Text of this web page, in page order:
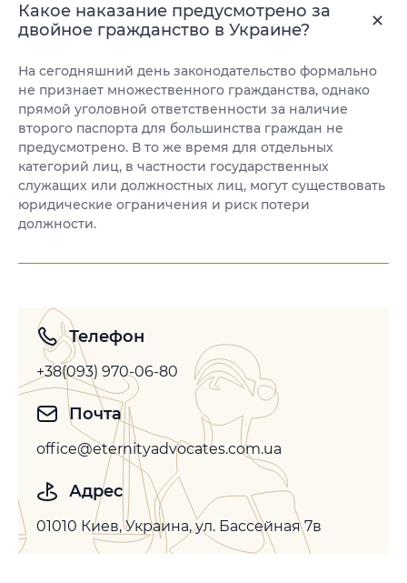
Какое наказание предусмотрено за
двойное гражданство в Украине?
На сегодняшний день законодательство формально
не признает множественного гражданства, однако
прямой уголовной ответственности за наличие
второго паспорта для большинства граждан не
предусмотрено. В то же время для отдельных
категорий лиц, в частности государственных
служащих или должностных лиц, могут существовать
юридические ограничения и риск потери
должности.
Телефон
+38(093) 970-06-80
Почта
office@eternityadvocates.com.ua
Адрес
01010 Киев, Украина, ул. Бассейная 7в